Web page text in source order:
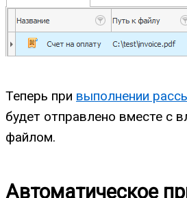
Теперь при выполнении
будет отправлено вместе с
файлом.
Автоматическое